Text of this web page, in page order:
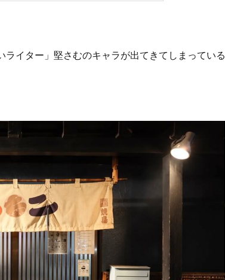
イター」堅さむのキャラが出てきてしまっている